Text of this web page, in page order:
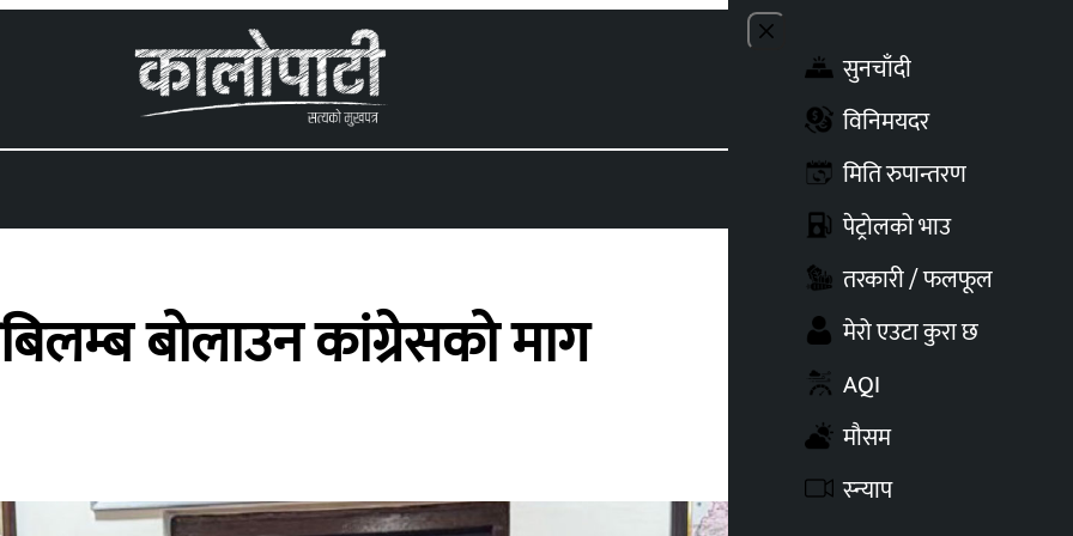
Close menu
सुनचाँदी
विनिमयदर
मिति रुपान्तरण
पेट्रोलको भाउ
तरकारी / फलफूल
मेरो एउटा कुरा छ
AQI
मौसम
स्न्याप
बोलाउन कांग्रेसको माग